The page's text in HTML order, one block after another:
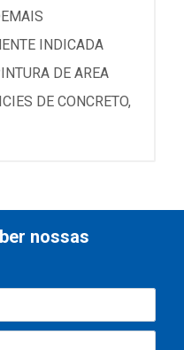
INDICADA
DE AREA
DE CONCRETO,
nossas